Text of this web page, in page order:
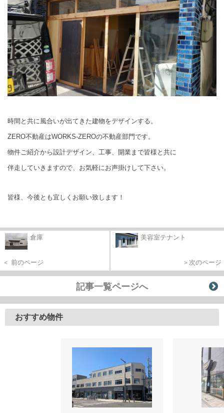
時間と共に風合いが出てきた建物をデザインする。
ZERO不動産はWORKS-ZEROの不動産部門です。
物件ご紹介から設計デザイン、工事、開業まで皆様と共に
伴走していきますので、お気軽にお声掛けして下さい。
皆様、今後とも宜しくお願い致します！
倉庫
＜ 前のページ
美容室テナント
＞次のページ
記事一覧ページへ
おすすめ物件